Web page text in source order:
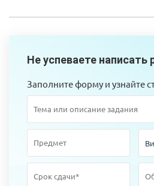
Не успеваете написать
Заполните форму и узнайте